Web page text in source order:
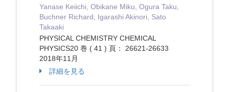
Yanase Keiichi, Obikane Miku, Ogura Taku,
Buchner Richard, Igarashi Akinori, Sato
Takaaki
PHYSICAL CHEMISTRY CHEMICAL
PHYSICS20 巻 ( 41 ) 頁： 26621-26633
2018年11月
詳細を見る